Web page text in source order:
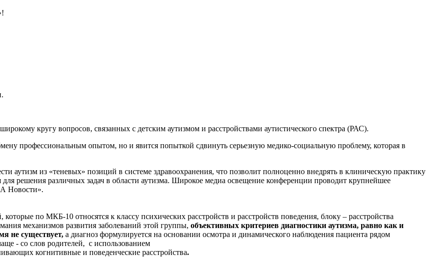
кругу вопросов, связанных с детским аутизмом и расстройствами аутистического спектра (РАС).
профессиональным опытом, но и явится попыткой сдвинуть серьезную медико-социальную проблему, которая в
аутизм из «теневых» позиций в системе здравоохранения, что позволит полноценно внедрять в клиническую практику
решения различных задач в области аутизма. Широкое медиа освещение конференции проводит крупнейшее
Новости».
по МКБ-10 относятся к классу психических расстройств и расстройств поведения, блоку – расстройства
механизмов развития заболеваний этой группы, объективных критериев диагностики аутизма, равно как и
не существует, а диагноз формулируется на основании осмотра и динамического наблюдения пациента рядом
- со слов родителей, с использованием
когнитивные и поведенческие расстройства.